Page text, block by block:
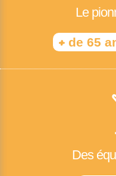
Le
+ de 65
Des